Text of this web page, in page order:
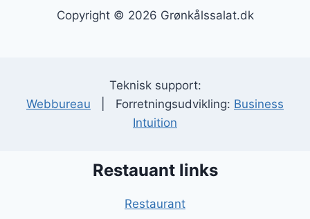
Copyright © 2026 Grønkålssalat.dk
Teknisk support:
Webbureau | Forretningsudvikling: Business
Intuition
Restauant links
Restaurant